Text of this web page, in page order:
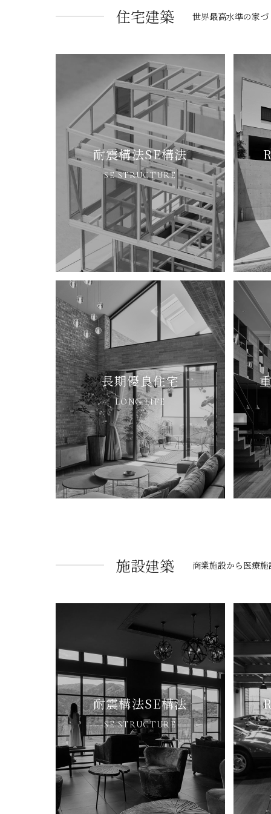
住宅建築 世界最高水準の家づ
耐震構法SE構法
SE STRUCTURE
長期優良住宅
LONG LIFE
施設建築 商業施設から医療
耐震構法SE構法
SE STRUCTURE